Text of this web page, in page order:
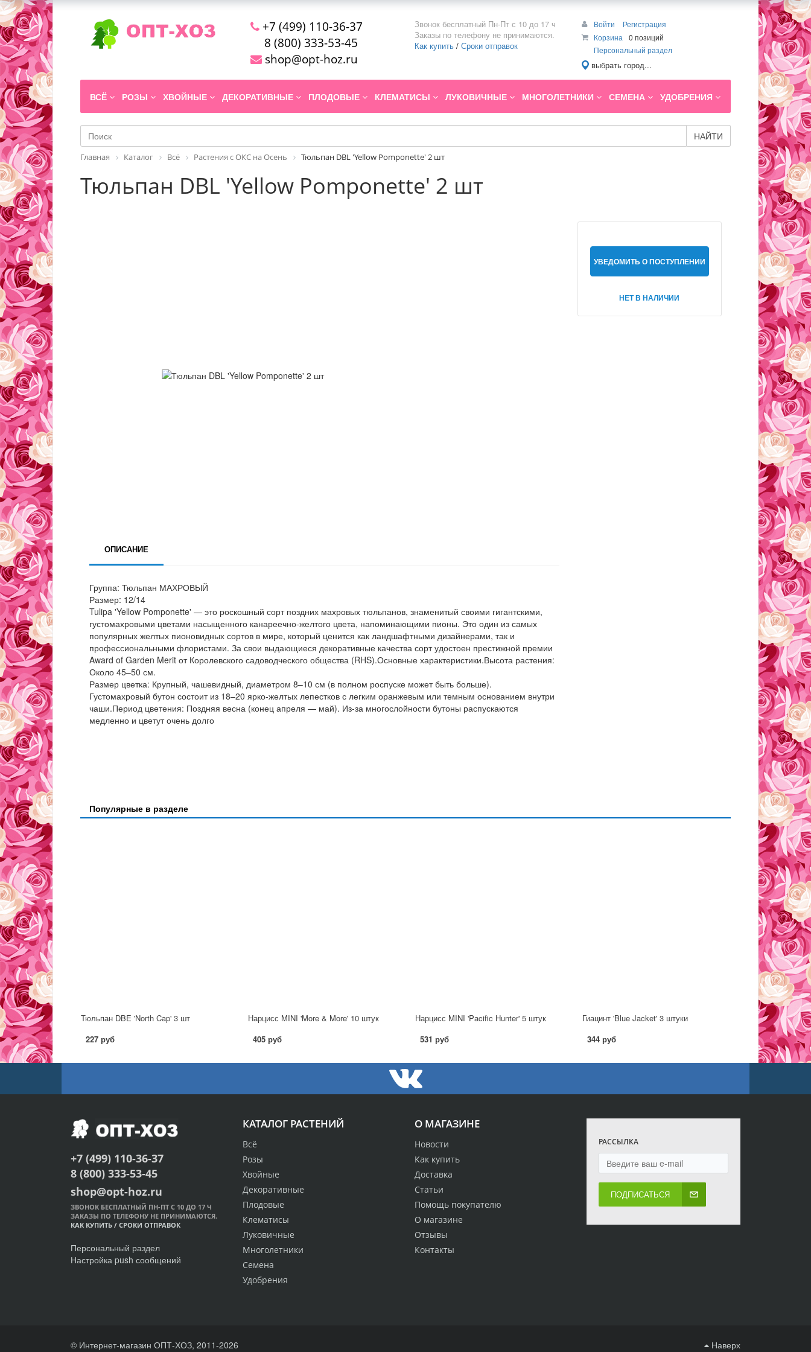
+7 (499) 110-36-37
8 (800) 333-53-45
shop@opt-hoz.ru
Звонок бесплатный Пн-Пт с 10 до 17 ч
Заказы по телефону не принимаются.
Как купить / Сроки отправок
Войти
Регистрация
Корзина
0 позиций
Персональный раздел
выбрать город...
ВСЁ РОЗЫ ХВОЙНЫЕ ДЕКОРАТИВНЫЕ ПЛОДОВЫЕ КЛЕМАТИСЫ ЛУКОВИЧНЫЕ МНОГОЛЕТНИКИ СЕМЕНА УДОБРЕНИЯ
НАЙТИ
Главная Каталог Всё Растения с ОКС на Осень Тюльпан DBL 'Yellow Pomponette' 2 шт
Тюльпан DBL 'Yellow Pomponette' 2 шт
УВЕДОМИТЬ О ПОСТУПЛЕНИИ
НЕТ В НАЛИЧИИ
ОПИСАНИЕ
Группа: Тюльпан МАХРОВЫЙ
Размер: 12/14
Tulipa 'Yellow Pomponette' — это роскошный сорт поздних махровых тюльпанов, знаменитый своими гигантскими,
густомахровыми цветами насыщенного канареечно-желтого цвета, напоминающими пионы. Это один из самых
популярных желтых пионовидных сортов в мире, который ценится как ландшафтными дизайнерами, так и
профессиональными флористами. За свои выдающиеся декоративные качества сорт удостоен престижной премии
Award of Garden Merit от Королевского садоводческого общества (RHS).Основные характеристики.Высота растения:
Около 45–50 см.
Размер цветка: Крупный, чашевидный, диаметром 8–10 см (в полном роспуске может быть больше).
Густомахровый бутон состоит из 18–20 ярко-желтых лепестков с легким оранжевым или темным основанием внутри
чаши.Период цветения: Поздняя весна (конец апреля — май). Из-за многослойности бутоны распускаются
медленно и цветут очень долго
Популярные в разделе
Тюльпан DBE 'North Cap' 3 шт
227 руб
Нарцисс MINI 'More & More' 10 штук
405 руб
Нарцисс MINI 'Pacific Hunter' 5 штук
531 руб
Гиацинт 'Blue Jacket' 3 штуки
344 руб
О МАГАЗИНЕ
Новости
Как купить
Доставка
Статьи
Помощь покупателю
О магазине
Отзывы
Контакты
КАТАЛОГ РАСТЕНИЙ
Всё
Розы
Хвойные
Декоративные
Плодовые
Клематисы
Луковичные
Многолетники
Семена
Удобрения
РАССЫЛКА
ПОДПИСАТЬСЯ
+7 (499) 110-36-37
8 (800) 333-53-45
shop@opt-hoz.ru
ЗВОНОК БЕСПЛАТНЫЙ ПН-ПТ С 10 ДО 17 Ч
ЗАКАЗЫ ПО ТЕЛЕФОНУ НЕ ПРИНИМАЮТСЯ.
КАК КУПИТЬ / СРОКИ ОТПРАВОК
Персональный раздел
Настройка push сообщений
© Интернет-магазин ОПТ-ХОЗ, 2011-2026 Наверх